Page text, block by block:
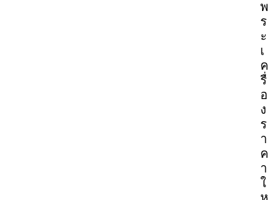
พ
ร
ะ
เ
ค
รื่
อ
ง
ร
า
ค
า
ใ